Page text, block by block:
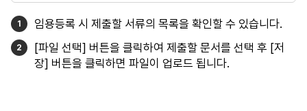
임용등록 시 제출할 서류의 목록을 확인할 수 있습니다.
[파일 선택] 버튼을 클릭하여 제출할 문서를 선택 후 [저
장] 버튼을 클릭하면 파일이 업로드 됩니다.